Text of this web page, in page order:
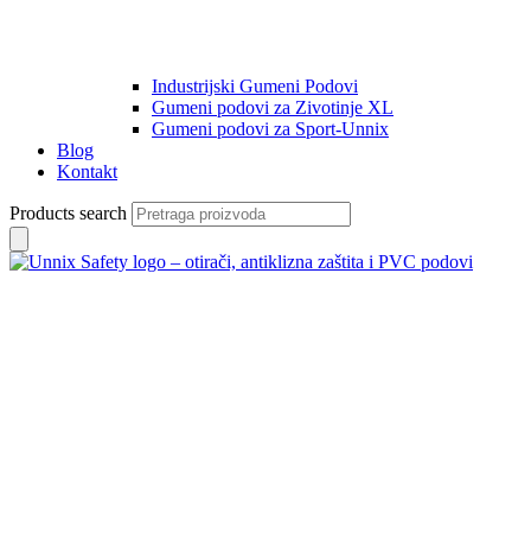
Industrijski Gumeni Podovi
Gumeni podovi za Zivotinje XL
Gumeni podovi za Sport-Unnix
Blog
Kontakt
Products search